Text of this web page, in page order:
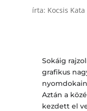
írta: Kocsis Kata
Sokáig
grafikus
Aztán a
kezdett el